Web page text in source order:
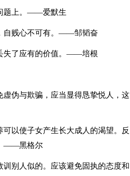
题上。——爱默生
自贱心不可有。——邹韬奋
失了应有的价值。——培根
伪与欺骗，应当显得恳挚悦人，这
以使子女产生长大成人的渴望。反
——黑格尔
别人似的。应该避免固执的态度和